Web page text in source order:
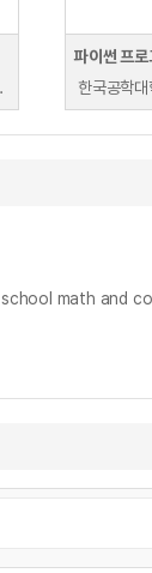
현
파이썬 프로
school math